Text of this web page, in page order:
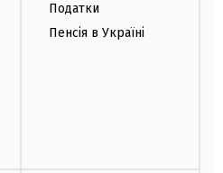
Податки
Пенсія в Україні